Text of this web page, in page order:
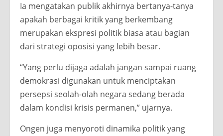
Ia mengatakan publik akhirnya bertanya-tanya
apakah berbagai kritik yang berkembang
merupakan ekspresi politik biasa atau bagian
dari strategi oposisi yang lebih besar.
“Yang perlu dijaga adalah jangan sampai ruang
demokrasi digunakan untuk menciptakan
persepsi seolah-olah negara sedang berada
dalam kondisi krisis permanen,” ujarnya.
Ongen juga menyoroti dinamika politik yang